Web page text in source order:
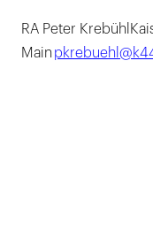
RA Peter
Main